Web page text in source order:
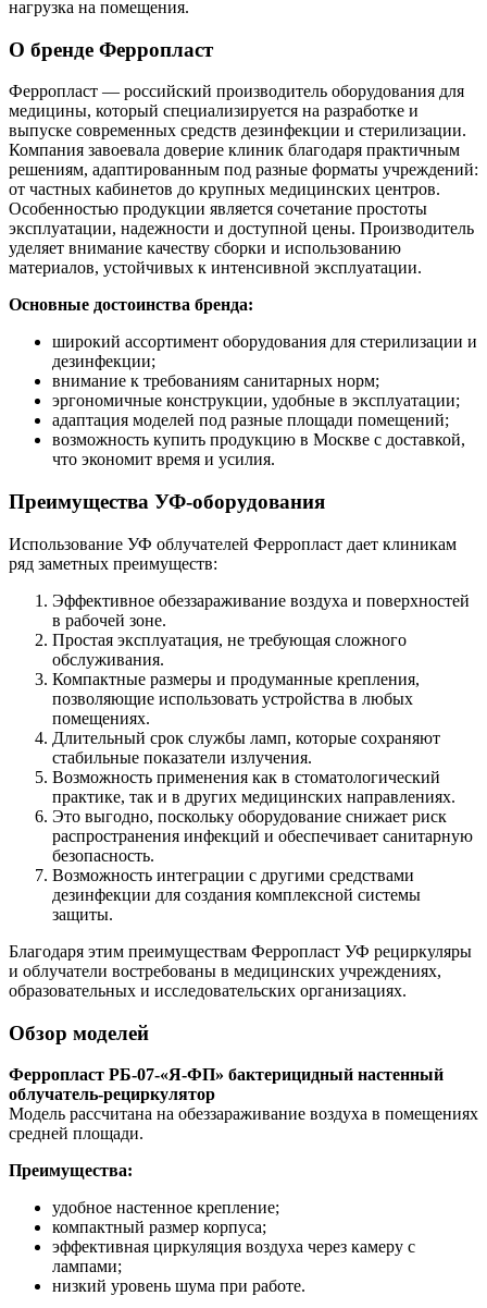
нагрузка на помещения.
О бренде Ферропласт
Ферропласт — российский производитель оборудования для
медицины, который специализируется на разработке и
выпуске современных средств дезинфекции и стерилизации.
Компания завоевала доверие клиник благодаря практичным
решениям, адаптированным под разные форматы учреждений:
от частных кабинетов до крупных медицинских центров.
Особенностью продукции является сочетание простоты
эксплуатации, надежности и доступной цены. Производитель
уделяет внимание качеству сборки и использованию
материалов, устойчивых к интенсивной эксплуатации.
Основные достоинства бренда:
широкий ассортимент оборудования для стерилизации и
дезинфекции;
внимание к требованиям санитарных норм;
эргономичные конструкции, удобные в эксплуатации;
адаптация моделей под разные площади помещений;
возможность купить продукцию в Москве с доставкой,
что экономит время и усилия.
Преимущества УФ-оборудования
Использование УФ облучателей Ферропласт дает клиникам
ряд заметных преимуществ:
Эффективное обеззараживание воздуха и поверхностей
в рабочей зоне.
Простая эксплуатация, не требующая сложного
обслуживания.
Компактные размеры и продуманные крепления,
позволяющие использовать устройства в любых
помещениях.
Длительный срок службы ламп, которые сохраняют
стабильные показатели излучения.
Возможность применения как в стоматологический
практике, так и в других медицинских направлениях.
Это выгодно, поскольку оборудование снижает риск
распространения инфекций и обеспечивает санитарную
безопасность.
Возможность интеграции с другими средствами
дезинфекции для создания комплексной системы
защиты.
Благодаря этим преимуществам Ферропласт УФ рециркуляры
и облучатели востребованы в медицинских учреждениях,
образовательных и исследовательских организациях.
Обзор моделей
Ферропласт РБ-07-«Я-ФП» бактерицидный настенный
облучатель-рециркулятор
Модель рассчитана на обеззараживание воздуха в помещениях
средней площади.
Преимущества:
удобное настенное крепление;
компактный размер корпуса;
эффективная циркуляция воздуха через камеру с
лампами;
низкий уровень шума при работе.